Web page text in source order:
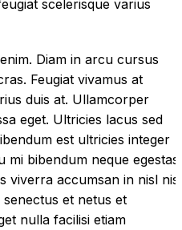
scelerisque varius
Diam in arcu cursus
Feugiat vivamus at
duis at. Ullamcorper
eget. Ultricies lacus sed
est ultricies integer
bibendum neque egestas
viverra accumsan in nisl nisi
et netus et
nulla facilisi etiam